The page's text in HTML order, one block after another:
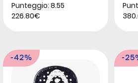
Punteggio: 8.55
226.80€
-42% -